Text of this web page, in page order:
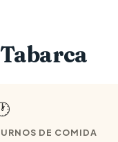
DE COMIDA